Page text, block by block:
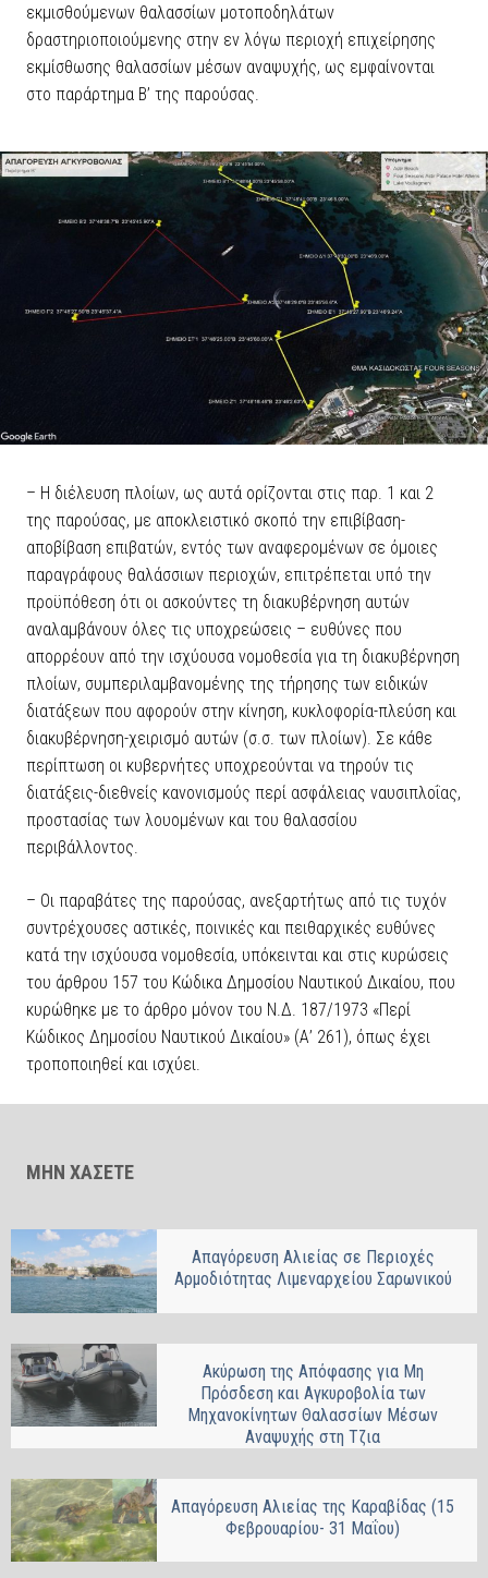
εκμισθούμενων θαλασσίων μοτοποδηλάτων
δραστηριοποιούμενης στην εν λόγω περιοχή επιχείρησης
εκμίσθωσης θαλασσίων μέσων αναψυχής, ως εμφαίνονται
στο παράρτημα Β’ της παρούσας.
– Η διέλευση πλοίων, ως αυτά ορίζονται στις παρ. 1 και 2
της παρούσας, με αποκλειστικό σκοπό την επιβίβαση-
αποβίβαση επιβατών, εντός των αναφερομένων σε όμοιες
παραγράφους θαλάσσιων περιοχών, επιτρέπεται υπό την
προϋπόθεση ότι οι ασκούντες τη διακυβέρνηση αυτών
αναλαμβάνουν όλες τις υποχρεώσεις – ευθύνες που
απορρέουν από την ισχύουσα νομοθεσία για τη διακυβέρνηση
πλοίων, συμπεριλαμβανομένης της τήρησης των ειδικών
διατάξεων που αφορούν στην κίνηση, κυκλοφορία-πλεύση και
διακυβέρνηση-χειρισμό αυτών (σ.σ. των πλοίων). Σε κάθε
περίπτωση οι κυβερνήτες υποχρεούνται να τηρούν τις
διατάξεις-διεθνείς κανονισμούς περί ασφάλειας ναυσιπλοΐας,
προστασίας των λουομένων και του θαλασσίου
περιβάλλοντος.
– Οι παραβάτες της παρούσας, ανεξαρτήτως από τις τυχόν
συντρέχουσες αστικές, ποινικές και πειθαρχικές ευθύνες
κατά την ισχύουσα νομοθεσία, υπόκεινται και στις κυρώσεις
του άρθρου 157 του Κώδικα Δημοσίου Ναυτικού Δικαίου, που
κυρώθηκε με το άρθρο μόνον του Ν.Δ. 187/1973 «Περί
Κώδικος Δημοσίου Ναυτικού Δικαίου» (Α’ 261), όπως έχει
τροποποιηθεί και ισχύει.
ΜΗΝ ΧΑΣΕΤΕ
Απαγόρευση Αλιείας σε Περιοχές
Αρμοδιότητας Λιμεναρχείου Σαρωνικού
Ακύρωση της Απόφασης για Μη
Πρόσδεση και Αγκυροβολία των
Μηχανοκίνητων Θαλασσίων Μέσων
Αναψυχής στη Τζια
Απαγόρευση Αλιείας της Καραβίδας (15
Φεβρουαρίου- 31 Μαΐου)